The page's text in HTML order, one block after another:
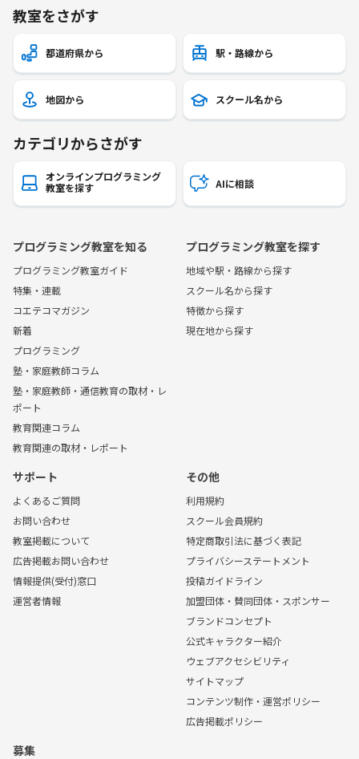
教室をさがす
都道府県から 駅・路線から
地図から スクール名から
カテゴリからさがす
オンラインプログラミング
教室を探す
AIに相談
プログラミング教室を知る
プログラミング教室ガイド
特集・連載
コエテコマガジン
新着
プログラミング
塾・家庭教師コラム
塾・家庭教師・通信教育の取材・レ
ポート
教育関連コラム
教育関連の取材・レポート
プログラミング教室を探す
地域や駅・路線から探す
スクール名から探す
特徴から探す
現在地から探す
サポート
よくあるご質問
お問い合わせ
教室掲載について
広告掲載お問い合わせ
情報提供(受付)窓口
運営者情報
その他
利用規約
スクール会員規約
特定商取引法に基づく表記
プライバシーステートメント
投稿ガイドライン
加盟団体・賛同団体・スポンサー
ブランドコンセプト
公式キャラクター紹介
ウェブアクセシビリティ
サイトマップ
コンテンツ制作・運営ポリシー
広告掲載ポリシー
募集